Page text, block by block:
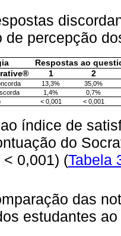
de percepção
Respostas ao
1 2
13,3%
35,0%
1,4%
0,7%
< 0,001 < 0,001
índice de
do
0,001) (Tabela
das
estudantes